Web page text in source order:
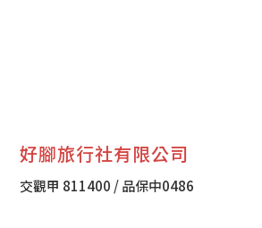
好腳旅行社有限公司
交觀甲 811400 / 品保中0486